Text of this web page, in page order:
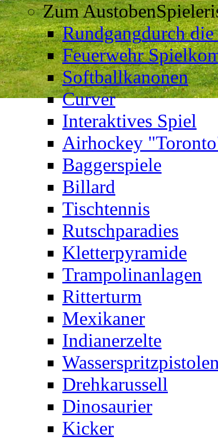
Zum Austoben
Rundgangdurch
Feuerwehr
Softballkanonen
Curver
Interaktives Spiel
Airhockey
Baggerspiele
Billard
Tischtennis
Rutschparadies
Kletterpyramide
Trampolinanlagen
Ritterturm
Mexikaner
Indianerzelte
Drehkarussell
Dinosaurier
Kicker